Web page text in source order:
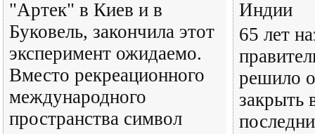
"Артек" в Киев и в
Буковель, закончила этот
эксперимент ожидаемо.
Вместо рекреационного
международного
пространства символ
Индии
65 лет
решило
закрыть